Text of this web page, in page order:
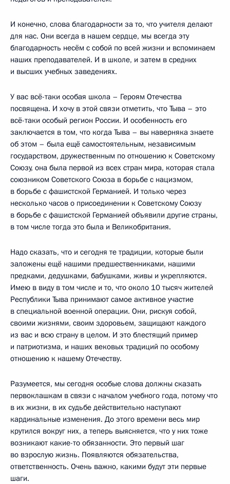
И конечно, слова благодарности за то, что учителя делают
для нас. Они всегда в нашем сердце, мы всегда эту
благодарность несём с собой по всей жизни и вспоминаем
наших преподавателей. И в школе, и затем в средних
и высших учебных заведениях.
У вас всё-таки особая школа – Героям Отечества
посвящена. И хочу в этой связи отметить, что Тыва – это
всё-таки особый регион России. И особенность его
заключается в том, что когда Тыва – вы наверняка знаете
об этом – была ещё самостоятельным, независимым
государством, дружественным по отношению к Советскому
Союзу, она была первой из всех стран мира, которая стала
союзником Советского Союза в борьбе с нацизмом,
в борьбе с фашистской Германией. И только через
несколько часов о присоединении к Советскому Союзу
в борьбе с фашистской Германией объявили другие страны,
в том числе тогда это была и Великобритания.
Надо сказать, что и сегодня те традиции, которые были
заложены ещё нашими предшественниками, нашими
предками, дедушками, бабушками, живы и укрепляются.
Имею в виду в том числе и то, что около 10 тысяч жителей
Республики Тыва принимают самое активное участие
в специальной военной операции. Они, рискуя собой,
своими жизнями, своим здоровьем, защищают каждого
из вас и всю страну в целом. И это блестящий пример
и патриотизма, и наших вековых традиций по особому
отношению к нашему Отечеству.
Разумеется, мы сегодня особые слова должны сказать
первоклашкам в связи с началом учебного года, потому что
в их жизни, в их судьбе действительно наступают
кардинальные изменения. До этого времени весь мир
крутился вокруг них, а теперь выясняется, что у них тоже
возникают какие-то обязанности. Это первый шаг
во взрослую жизнь. Появляются обязательства,
ответственность. Очень важно, какими будут эти первые
шаги.